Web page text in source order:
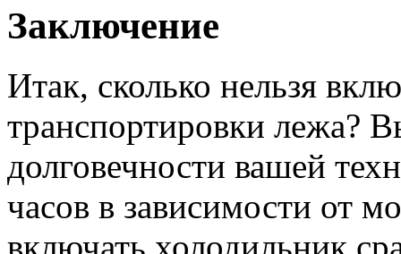
Заключение
Итак, сколько нельзя
транспортировки лежа?
долговечности вашей
часов в зависимости от
включать холодильник